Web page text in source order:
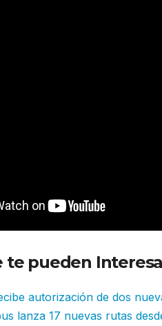
te pueden
autorización de dos
lanza 17 nuevas rutas